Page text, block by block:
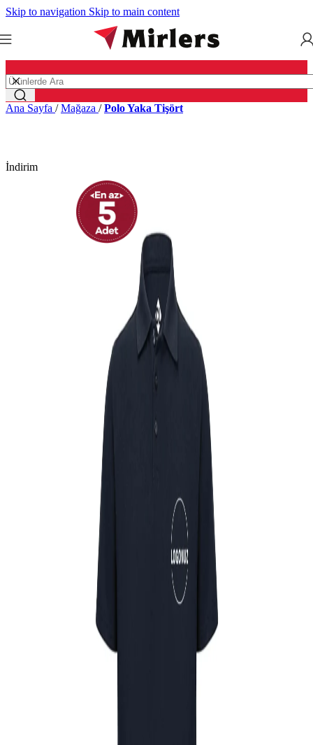
Skip to navigation Skip to main content
Ana Sayfa / Mağaza / Polo Yaka Tişört
İndirim